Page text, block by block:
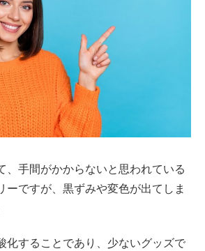
、手間がかからないと思われている
ーですが、黒ずみや変色が出てしま
化することであり、少ないグッズで